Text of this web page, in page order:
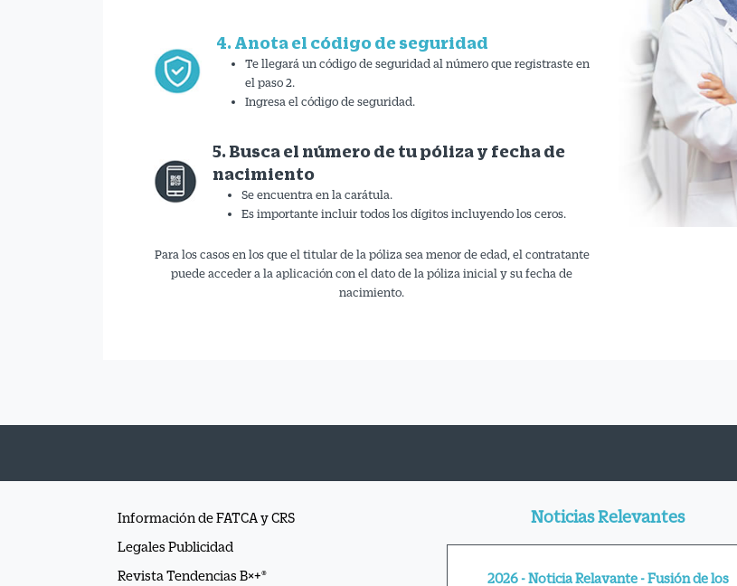
4. Anota el código de seguridad
Te llegará un código de seguridad al número que registraste en
el paso 2.
Ingresa el código de seguridad.
5. Busca el número de tu póliza y fecha de
nacimiento
Se encuentra en la carátula.
Es importante incluir todos los dígitos incluyendo los ceros.
Para los casos en los que el titular de la póliza sea menor de edad, el contratante
puede acceder a la aplicación con el dato de la póliza inicial y su fecha de
nacimiento.
Información de FATCA y CRS
Legales Publicidad
Revista Tendencias B×+®
Noticias Relevantes
Actualización Guía de Servicios de Inversión